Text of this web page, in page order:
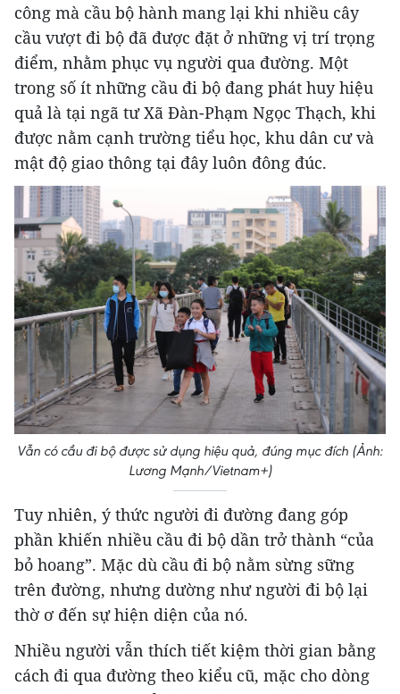
công mà cầu bộ hành mang lại khi nhiều cây
cầu vượt đi bộ đã được đặt ở những vị trí trọng
điểm, nhằm phục vụ người qua đường. Một
trong số ít những cầu đi bộ đang phát huy hiệu
quả là tại ngã tư Xã Đàn-Phạm Ngọc Thạch, khi
được nằm cạnh trường tiểu học, khu dân cư và
mật độ giao thông tại đây luôn đông đúc.
Vẫn có cầu đi bộ được sử dụng hiệu quả, đúng mục đích (Ảnh:
Lương Mạnh/Vietnam+)
Tuy nhiên, ý thức người đi đường đang góp
phần khiến nhiều cầu đi bộ dần trở thành “của
bỏ hoang”. Mặc dù cầu đi bộ nằm sừng sững
trên đường, nhưng dường như người đi bộ lại
thờ ơ đến sự hiện diện của nó.
Nhiều người vẫn thích tiết kiệm thời gian bằng
cách đi qua đường theo kiểu cũ, mặc cho dòng